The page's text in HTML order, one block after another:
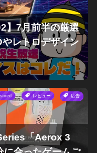
】7月前半の厳選
レトロデザイン
レビュー 広告
「Aerox 3